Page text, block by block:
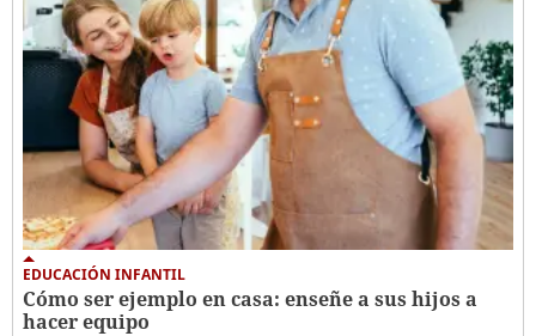
EDUCACIÓN INFANTIL
Cómo ser ejemplo en casa: enseñe a sus hijos a
hacer equipo